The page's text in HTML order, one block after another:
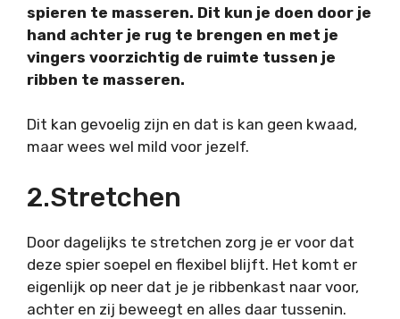
spieren te masseren. Dit kun je doen door je
hand achter je rug te brengen en met je
vingers voorzichtig de ruimte tussen je
ribben te masseren.
Dit kan gevoelig zijn en dat is kan geen kwaad,
maar wees wel mild voor jezelf.
2.Stretchen
Door dagelijks te stretchen zorg je er voor dat
deze spier soepel en flexibel blijft. Het komt er
eigenlijk op neer dat je je ribbenkast naar voor,
achter en zij beweegt en alles daar tussenin.